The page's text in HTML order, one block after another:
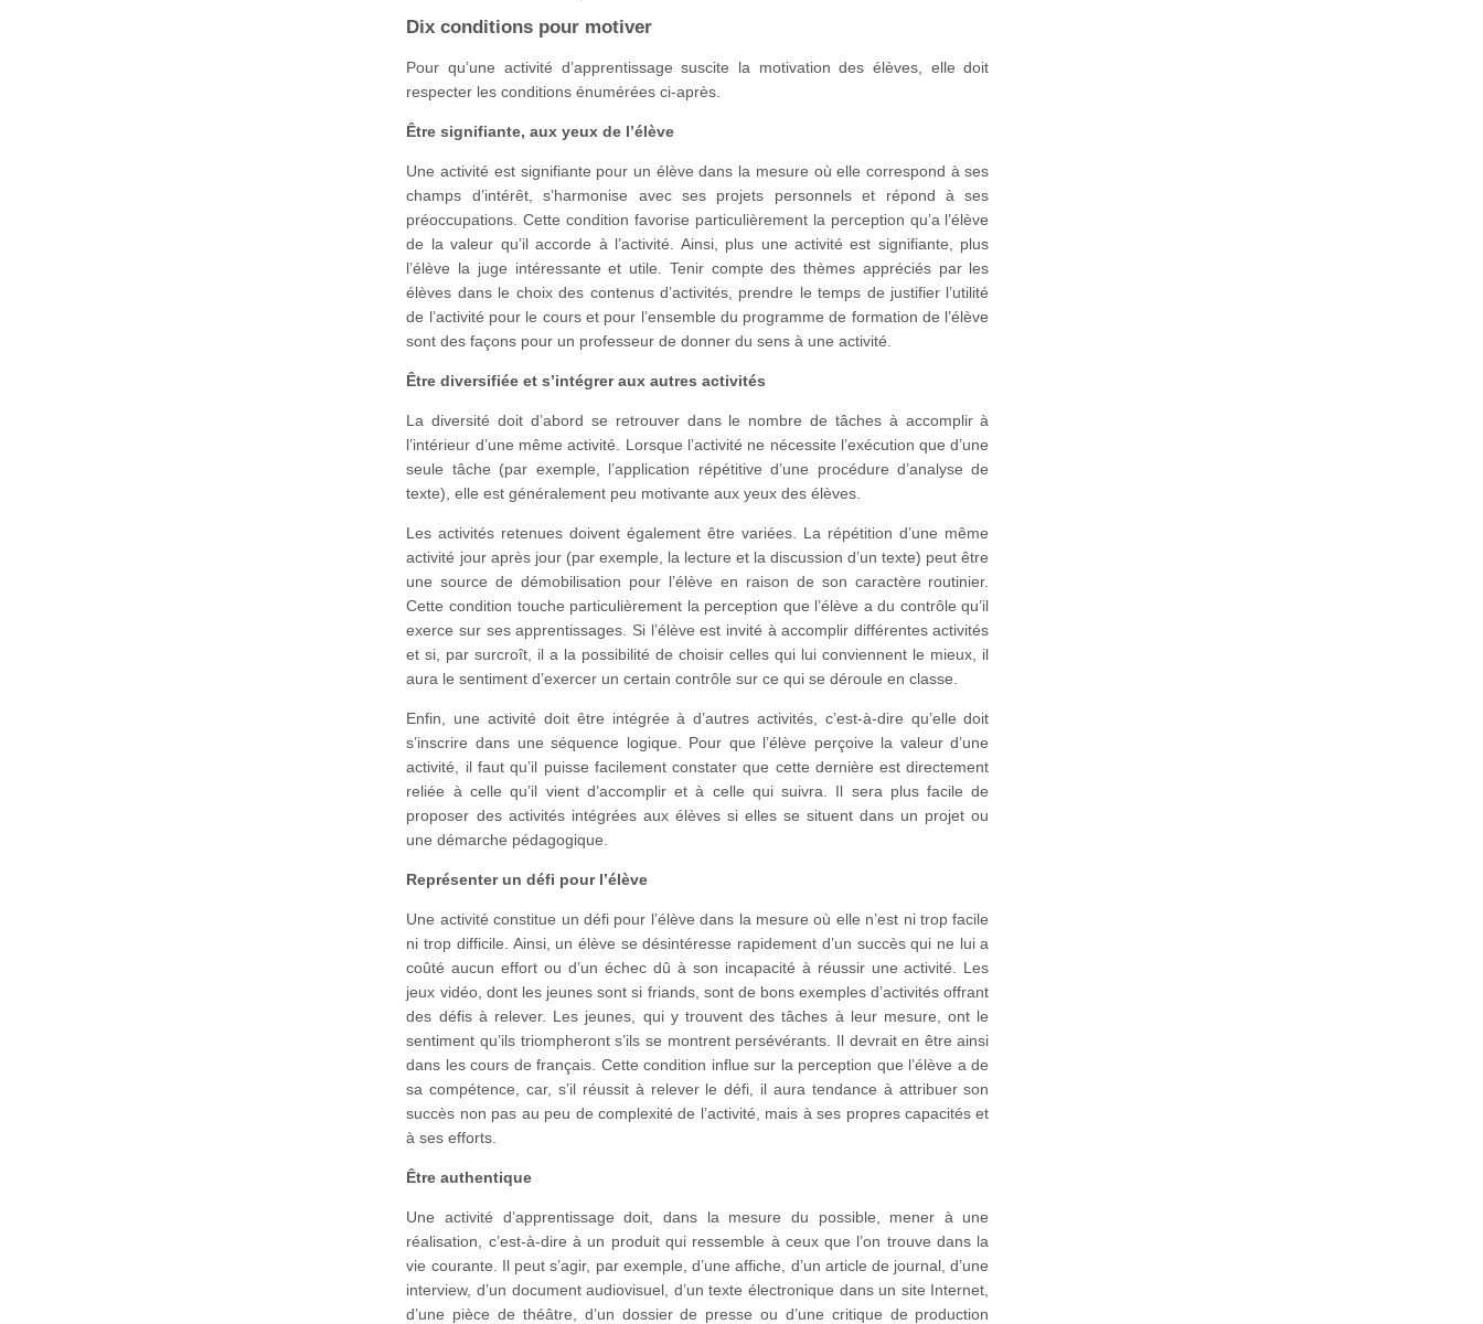
Dix conditions pour motiver
Pour qu’une activité d’apprentissage suscite la motivation des élèves, elle doit
respecter les conditions énumérées ci-après.
Être signifiante, aux yeux de l’élève
Une activité est signifiante pour un élève dans la mesure où elle correspond à ses
champs d’intérêt, s’harmonise avec ses projets personnels et répond à ses
préoccupations. Cette condition favorise particulièrement la perception qu’a l’élève
de la valeur qu’il accorde à l’activité. Ainsi, plus une activité est signifiante, plus
l’élève la juge intéressante et utile. Tenir compte des thèmes appréciés par les
élèves dans le choix des contenus d’activités, prendre le temps de justifier l’utilité
de l’activité pour le cours et pour l’ensemble du programme de formation de l’élève
sont des façons pour un professeur de donner du sens à une activité.
Être diversifiée et s’intégrer aux autres activités
La diversité doit d’abord se retrouver dans le nombre de tâches à accomplir à
l’intérieur d’une même activité. Lorsque l’activité ne nécessite l’exécution que d’une
seule tâche (par exemple, l’application répétitive d’une procédure d’analyse de
texte), elle est généralement peu motivante aux yeux des élèves.
Les activités retenues doivent également être variées. La répétition d’une même
activité jour après jour (par exemple, la lecture et la discussion d’un texte) peut être
une source de démobilisation pour l’élève en raison de son caractère routinier.
Cette condition touche particulièrement la perception que l’élève a du contrôle qu’il
exerce sur ses apprentissages. Si l’élève est invité à accomplir différentes activités
et si, par surcroît, il a la possibilité de choisir celles qui lui conviennent le mieux, il
aura le sentiment d’exercer un certain contrôle sur ce qui se déroule en classe.
Enfin, une activité doit être intégrée à d’autres activités, c’est-à-dire qu’elle doit
s’inscrire dans une séquence logique. Pour que l’élève perçoive la valeur d’une
activité, il faut qu’il puisse facilement constater que cette dernière est directement
reliée à celle qu’il vient d’accomplir et à celle qui suivra. Il sera plus facile de
proposer des activités intégrées aux élèves si elles se situent dans un projet ou
une démarche pédagogique.
Représenter un défi pour l’élève
Une activité constitue un défi pour l’élève dans la mesure où elle n’est ni trop facile
ni trop difficile. Ainsi, un élève se désintéresse rapidement d’un succès qui ne lui a
coûté aucun effort ou d’un échec dû à son incapacité à réussir une activité. Les
jeux vidéo, dont les jeunes sont si friands, sont de bons exemples d’activités offrant
des défis à relever. Les jeunes, qui y trouvent des tâches à leur mesure, ont le
sentiment qu’ils triompheront s’ils se montrent persévérants. Il devrait en être ainsi
dans les cours de français. Cette condition influe sur la perception que l’élève a de
sa compétence, car, s’il réussit à relever le défi, il aura tendance à attribuer son
succès non pas au peu de complexité de l’activité, mais à ses propres capacités et
à ses efforts.
Être authentique
Une activité d’apprentissage doit, dans la mesure du possible, mener à une
réalisation, c’est-à-dire à un produit qui ressemble à ceux que l’on trouve dans la
vie courante. Il peut s’agir, par exemple, d’une affiche, d’un article de journal, d’une
interview, d’un document audiovisuel, d’un texte électronique dans un site Internet,
d’une pièce de théâtre, d’un dossier de presse ou d’une critique de production